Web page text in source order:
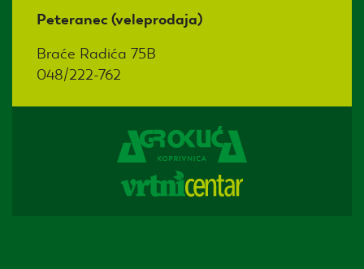
Peteranec (veleprodaja)
Braće Radića 75B
048/222-762